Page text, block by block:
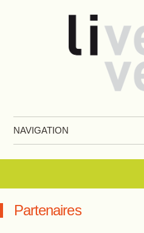
Live in Vevey
NAVIGATION
Partenaires